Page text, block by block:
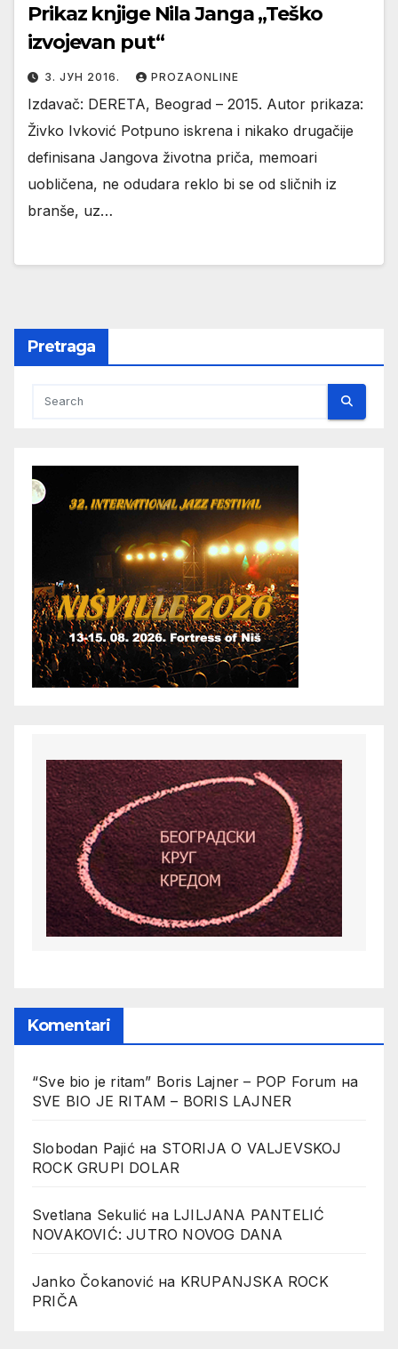
Prikaz knjige Nila Janga „Teško
izvojevan put“
3. ЈУН 2016. PROZAONLINE
Izdavač: DERETA, Beograd – 2015. Autor prikaza:
Živko Ivković Potpuno iskrena i nikako drugačije
definisana Jangova životna priča, memoari
uobličena, ne odudara reklo bi se od sličnih iz
branše, uz…
Pretraga
Komentari
“Sve bio je ritam” Boris Lajner – POP Forum на
SVE BIO JE RITAM – BORIS LAJNER
Slobodan Pajićна STORIJA O VALJEVSKOJ
ROCK GRUPI DOLAR
Svetlana Sekulić на LJILJANA PANTELIĆ
NOVAKOVIĆ: JUTRO NOVOG DANA
Janko Čokanović на KRUPANJSKA ROCK
PRIČA